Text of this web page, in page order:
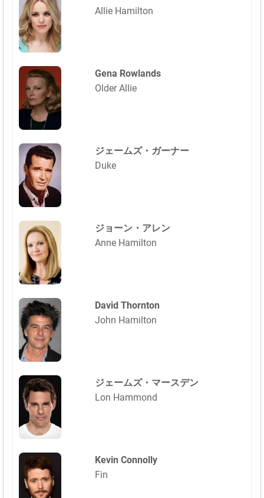
Allie Hamilton
Gena Rowlands
Older Allie
ジェームズ・ガーナー
Duke
ジョーン・アレン
Anne Hamilton
David Thornton
John Hamilton
ジェームズ・マースデン
Lon Hammond
Kevin Connolly
Fin